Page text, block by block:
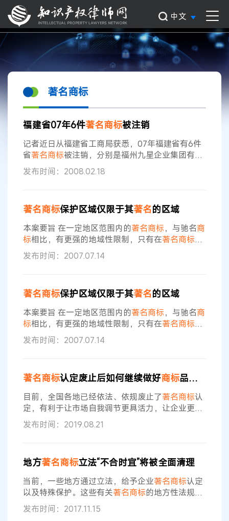
中文
著名商标
福建省07年6件著名商标被注销
记者近日从福建省工商局获悉，07年福建省有6件
省著名商标被注销，分别是福州九星企业集团有限
公司的“九星”电蚊拍、电灭虫器；华达集团（福
建）有限公司的“CONGLI”收录两用机、组合音
福”茶叶；福建泉州清源啤酒朝日有限公司的“清源”
啤酒；福建省南安市福山五金机电有限公司的“FS
及图”轴承。（记者 郑彦）
发布时间：2008.02.18
著名商标保护区域仅限于其著名的区域
本案要旨 在一定地区范围内的著名商标，与驰名商
标相比，有更强的地域性限制，只有在著名商标的
认定区域内的同行业内，相关公众对该
认知程度，才会达到类似于驰名
护，应以在著名商标的认定区域内赋予与驰名
等同的保护，而不能将著名商标完全等同于驰名商
标，给予相同的保护。 简要案情 “大明
发布时间：2007.07.14
著名商标保护区域仅限于其著名的区域
本案要旨 在一定地区范围内的著名商标，与驰名商
标相比，有更强的地域性限制，只有在著名商标的
认定区域内的同行业内，相关公众对该
认知程度，才会达到类似于驰名
护，应以在著名商标的认定区域内赋予与驰名商标
等同的保护，而不能将 著名商标 完全等同于驰名商
标，给予相同的保护。 简要案情 “大明
发布时间：2007.07.14
著名商标认定废止后如何继续做好商标品牌培育工作
目前，全国各地已经依法、依规废止了著名商标认
定，有利于让市场自我调节更具活力，让企业更好
地适应新形势下逐步完善的市场发展机制。
标认定废止后，应当审时度势，认真思考，坚持以
展和“放管服”改革的客观要求，要以积极主动的心
态面对新情况、新问题，着力开展 商标 品牌培育指
导工作，进一步激发与释放市场活力，助力经济
发布时间：2019.08.21
地方著名商标立法“不合时宜”将被全面清理
当前，一些地方通过立法，给予企业著名商标认定
以及特殊保护。这些有关著名商标的地方性法规因
违反我国 商标法的立法宗旨，有违市场公平竞争，
全国人大常委会法工委近日要求予以全面清理，地
发布时间：2017.11.15